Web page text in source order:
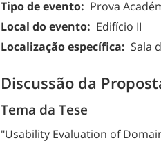
Tipo de evento: Prova
Local do evento: Edifício II
Localização específica: Sala
Discussão da
Tema da Tese
"Usability Evaluation of